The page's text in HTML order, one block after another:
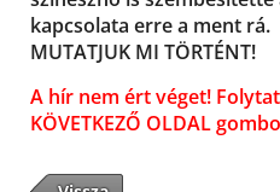
kapcsolata erre a ment rá.
MUTATJUK MI TÖRTÉNT!
A hír nem ért véget!
KÖVETKEZŐ OLDAL